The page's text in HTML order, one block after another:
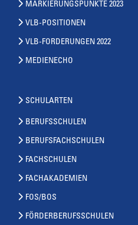
MARKIERUNGSPUNKTE 2023
VLB-POSITIONEN
VLB-FORDERUNGEN 2022
MEDIENECHO
SCHULARTEN
BERUFSSCHULEN
BERUFSFACHSCHULEN
FACHSCHULEN
FACHAKADEMIEN
FOS/BOS
FÖRDERBERUFSSCHULEN